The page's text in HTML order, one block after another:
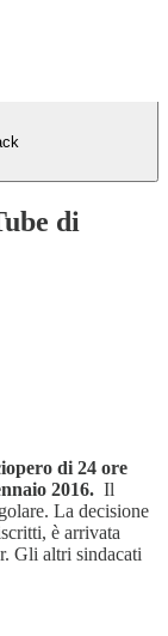
di
di 24 ore
2016. Il
La decisione
è arrivata
Gli altri sindacati